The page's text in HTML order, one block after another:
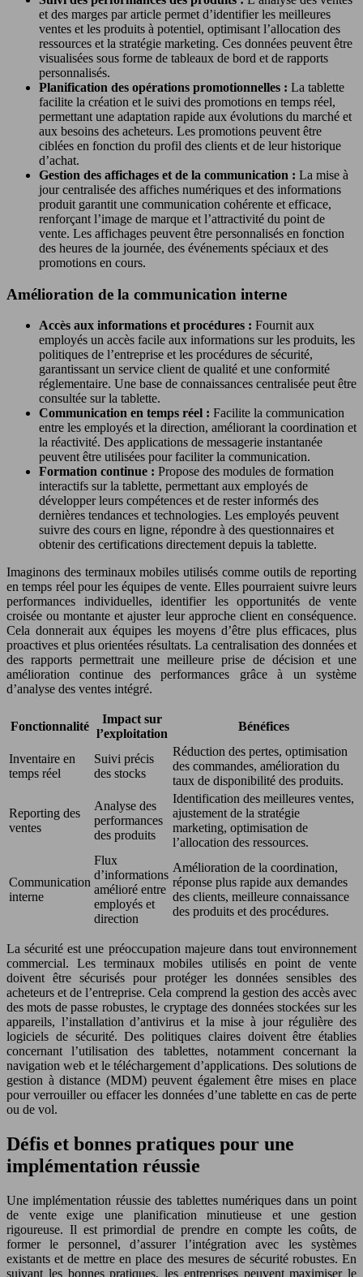
et des marges par article permet d’identifier les meilleures
ventes et les produits à potentiel, optimisant l’allocation des
ressources et la stratégie marketing. Ces données peuvent être
visualisées sous forme de tableaux de bord et de rapports
personnalisés.
Planification des opérations promotionnelles : La tablette
facilite la création et le suivi des promotions en temps réel,
permettant une adaptation rapide aux évolutions du marché et
aux besoins des acheteurs. Les promotions peuvent être
ciblées en fonction du profil des clients et de leur historique
d’achat.
Gestion des affichages et de la communication : La mise à
jour centralisée des affiches numériques et des informations
produit garantit une communication cohérente et efficace,
renforçant l’image de marque et l’attractivité du point de
vente. Les affichages peuvent être personnalisés en fonction
des heures de la journée, des événements spéciaux et des
promotions en cours.
Amélioration de la communication interne
Accès aux informations et procédures : Fournit aux
employés un accès facile aux informations sur les produits, les
politiques de l’entreprise et les procédures de sécurité,
garantissant un service client de qualité et une conformité
réglementaire. Une base de connaissances centralisée peut être
consultée sur la tablette.
Communication en temps réel : Facilite la communication
entre les employés et la direction, améliorant la coordination et
la réactivité. Des applications de messagerie instantanée
peuvent être utilisées pour faciliter la communication.
Formation continue : Propose des modules de formation
interactifs sur la tablette, permettant aux employés de
développer leurs compétences et de rester informés des
dernières tendances et technologies. Les employés peuvent
suivre des cours en ligne, répondre à des questionnaires et
obtenir des certifications directement depuis la tablette.
Imaginons des terminaux mobiles utilisés comme outils de reporting
en temps réel pour les équipes de vente. Elles pourraient suivre leurs
performances individuelles, identifier les opportunités de vente
croisée ou montante et ajuster leur approche client en conséquence.
Cela donnerait aux équipes les moyens d’être plus efficaces, plus
proactives et plus orientées résultats. La centralisation des données et
des rapports permettrait une meilleure prise de décision et une
amélioration continue des performances grâce à un système
d’analyse des ventes intégré.
Fonctionnalité
Impact sur
l’exploitation
Bénéfices
Inventaire en
temps réel
Suivi précis
des stocks
Réduction des pertes, optimisation
des commandes, amélioration du
taux de disponibilité des produits.
Reporting des
ventes
Analyse des
performances
des produits
Identification des meilleures ventes,
ajustement de la stratégie
marketing, optimisation de
l’allocation des ressources.
Communication
interne
Flux
d’informations
amélioré entre
employés et
direction
Amélioration de la coordination,
réponse plus rapide aux demandes
des clients, meilleure connaissance
des produits et des procédures.
La sécurité est une préoccupation majeure dans tout environnement
commercial. Les terminaux mobiles utilisés en point de vente
doivent être sécurisés pour protéger les données sensibles des
acheteurs et de l’entreprise. Cela comprend la gestion des accès avec
des mots de passe robustes, le cryptage des données stockées sur les
appareils, l’installation d’antivirus et la mise à jour régulière des
logiciels de sécurité. Des politiques claires doivent être établies
concernant l’utilisation des tablettes, notamment concernant la
navigation web et le téléchargement d’applications. Des solutions de
gestion à distance (MDM) peuvent également être mises en place
pour verrouiller ou effacer les données d’une tablette en cas de perte
ou de vol.
Défis et bonnes pratiques pour une
implémentation réussie
Une implémentation réussie des tablettes numériques dans un point
de vente exige une planification minutieuse et une gestion
rigoureuse. Il est primordial de prendre en compte les coûts, de
former le personnel, d’assurer l’intégration avec les systèmes
existants et de mettre en place des mesures de sécurité robustes. En
suivant les bonnes pratiques, les entreprises peuvent maximiser le